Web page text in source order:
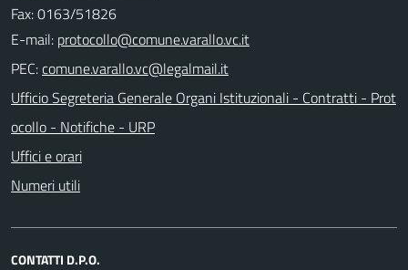
Fax: 0163/51826
E-mail:
PEC:
Ufficio Segreteria Generale Organi Istituzionali - Contratti - Prot
ocollo - Notifiche - URP
Uffici e orari
Numeri utili
CONTATTI D.P.O.